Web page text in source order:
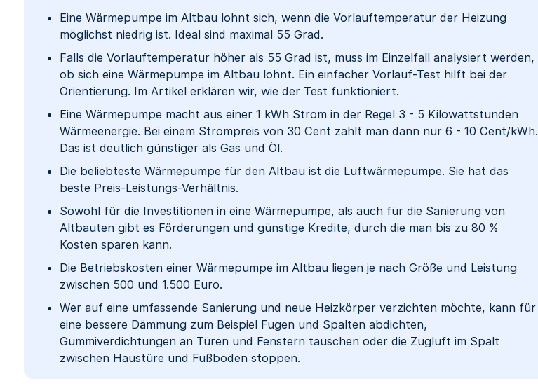
Eine Wärmepumpe im Altbau lohnt sich, wenn die Vorlauftemperatur der Heizung
möglichst niedrig ist. Ideal sind maximal 55 Grad.
Falls die Vorlauftemperatur höher als 55 Grad ist, muss im Einzelfall analysiert werden,
ob sich eine Wärmepumpe im Altbau lohnt. Ein einfacher Vorlauf-Test hilft bei der
Orientierung. Im Artikel erklären wir, wie der Test funktioniert.
Eine Wärmepumpe macht aus einer 1 kWh Strom in der Regel 3 - 5 Kilowattstunden
Wärmeenergie. Bei einem Strompreis von 30 Cent zahlt man dann nur 6 - 10 Cent/kWh.
Das ist deutlich günstiger als Gas und Öl.
Die beliebteste Wärmepumpe für den Altbau ist die Luftwärmepumpe. Sie hat das
beste Preis-Leistungs-Verhältnis.
Sowohl für die Investitionen in eine Wärmepumpe, als auch für die Sanierung von
Altbauten gibt es Förderungen und günstige Kredite, durch die man bis zu 80 %
Kosten sparen kann.
Die Betriebskosten einer Wärmepumpe im Altbau liegen je nach Größe und Leistung
zwischen 500 und 1.500 Euro.
Wer auf eine umfassende Sanierung und neue Heizkörper verzichten möchte, kann für
eine bessere Dämmung zum Beispiel Fugen und Spalten abdichten,
Gummiverdichtungen an Türen und Fenstern tauschen oder die Zugluft im Spalt
zwischen Haustüre und Fußboden stoppen.